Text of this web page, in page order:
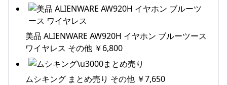
美品 ALIENWARE AW920H イヤホン ブルーツース
ワイヤレス その他 ￥6,800
ムシキング まとめ売り その他 ￥7,650